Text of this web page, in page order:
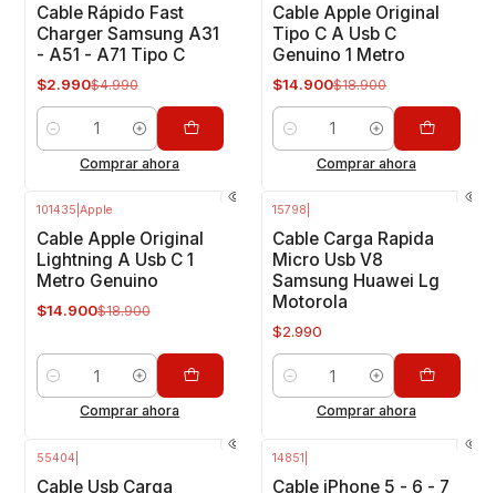
Cable Rápido Fast
Charger Samsung A31
- A51 - A71 Tipo C
$2.990$4.990
Cantidad
Comprar ahora
Cable Apple Original
Tipo C A Usb C
Genuino 1 Metro
$14.900$18.900
Cantidad
Comprar ahora
101435 Apple
Cable Apple Original
Lightning A Usb C 1
Metro Genuino
$14.900$18.900
Cantidad
Comprar ahora
15798
Cable Carga Rapida
Micro Usb V8
Samsung Huawei Lg
Motorola
$2.990
Cantidad
Comprar ahora
55404
Cable Usb Carga
14851
Cable iPhone 5 - 6 - 7